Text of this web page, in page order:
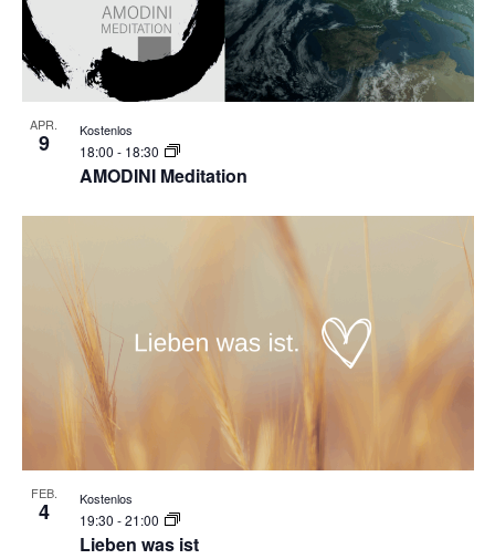
Photo
View
APR.
9
AMODINI Meditation
18:00 - 18:30
Kostenlos
FEB.
4
Lieben was ist
19:30 -21:00
Kostenlos